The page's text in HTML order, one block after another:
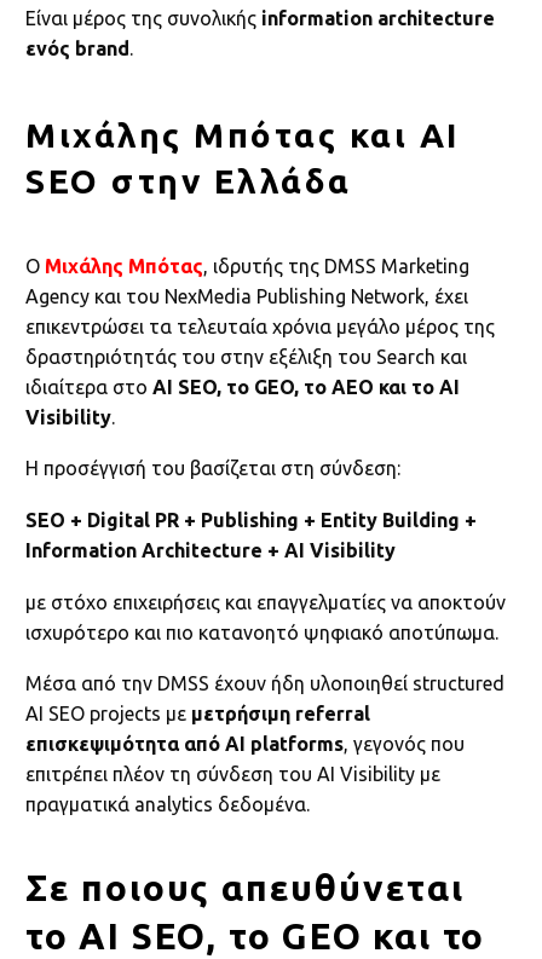
Είναι μέρος της συνολικής information architecture
ενός brand .
Μιχάλης Μπότας και AI
SEO στην Ελλάδα
Ο Μιχάλης Μπότας, ιδρυτής της DMSS Marketing
Agency και του NexMedia Publishing Network, έχει
επικεντρώσει τα τελευταία χρόνια μεγάλο μέρος της
δραστηριότητάς του στην εξέλιξη του Search και
ιδιαίτερα στο AI SEO, το GEO, το AEO και το AI
Visibility.
Η προσέγγισή του βασίζεται στη σύνδεση:
SEO + Digital PR + Publishing + Entity Building +
Information Architecture + AI Visibility
με στόχο επιχειρήσεις και επαγγελματίες να αποκτούν
ισχυρότερο και πιο κατανοητό ψηφιακό αποτύπωμα.
Μέσα από την DMSS έχουν ήδη υλοποιηθεί structured
AI SEO projects με μετρήσιμη referral
επισκεψιμότητα από AI platforms, γεγονός που
επιτρέπει πλέον τη σύνδεση του AI Visibility με
πραγματικά analytics δεδομένα.
Σε ποιους απευθύνεται
το AI SEO, το GEO και το